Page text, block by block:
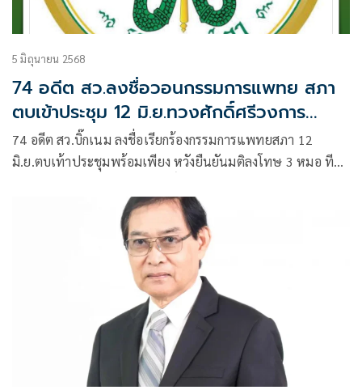
5 มิถุนายน 2568
74 อดีต สว.ลงชื่อวอนกรรมการแพทย สภา
ตบเข้าประชุม 12 มิ.ย.ทวงศักดิ์ศรีวงการ
แพทย์
74 อดีต สว.บิ๊กเนม ลงชื่อเรียกร้องกรรมการแพทยสภา 12
มิ.ย.ตบเท้าประชุมพร้อมเพียง หวังยืนยันมติลงโทษ 3 หมอ ทีม